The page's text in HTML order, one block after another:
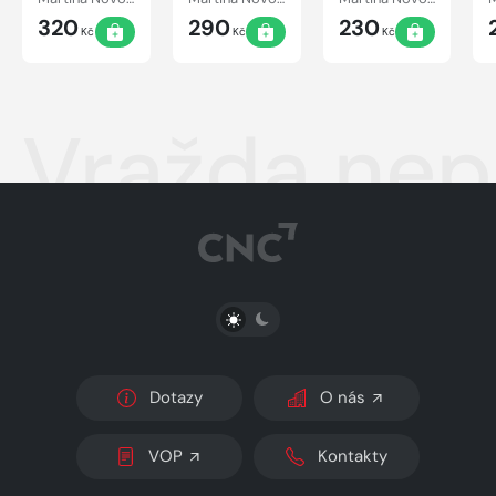
320Kč 290Kč 230Kč
Vražda
PŘEPNOUT SVĚTLÝ/TMAVÝ REŽIM
Dotazy O nás
VOP Kontakty